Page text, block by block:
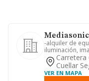
-alquiler de
iluminación,
audiovisuales,
Carretera
Cuellar
VER EN MAPA